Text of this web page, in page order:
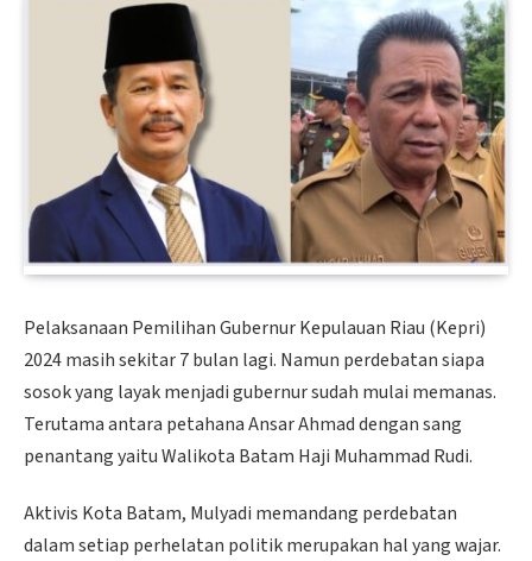
Pelaksanaan Pemilihan Gubernur Kepulauan Riau (Kepri)
2024 masih sekitar 7 bulan lagi. Namun perdebatan siapa
sosok yang layak menjadi gubernur sudah mulai memanas.
Terutama antara petahana Ansar Ahmad dengan sang
penantang yaitu Walikota Batam Haji Muhammad Rudi.
Aktivis Kota Batam, Mulyadi memandang perdebatan
dalam setiap perhelatan politik merupakan hal yang wajar.